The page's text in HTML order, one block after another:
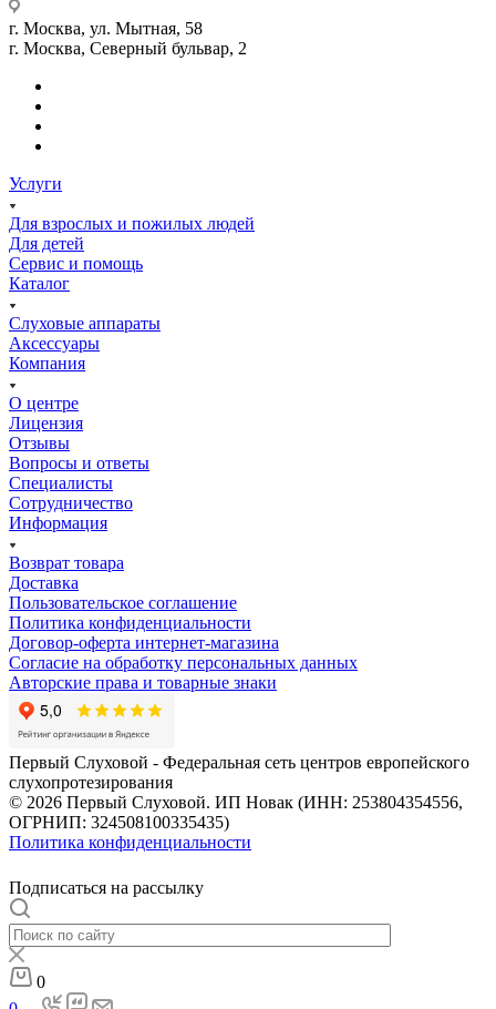
г. Москва, ул. Мытная, 58
г. Москва, Северный бульвар, 2
Услуги
Для взрослых и пожилых людей
Для детей
Сервис и помощь
Каталог
Слуховые аппараты
Аксессуары
Компания
О центре
Лицензия
Отзывы
Вопросы и ответы
Специалисты
Сотрудничество
Информация
Возврат товара
Доставка
Пользовательское соглашение
Политика конфиденциальности
Договор-оферта интернет-магазина
Согласие на обработку персональных данных
Авторские права и товарные знаки
Первый Слуховой - Федеральная сеть центров европейского
слухопротезирования
© 2026 Первый Слуховой. ИП Новак (ИНН: 253804354556,
ОГРНИП: 324508100335435)
Политика конфиденциальности
Подписаться на рассылку
0